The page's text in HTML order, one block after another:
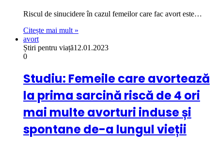
Riscul de sinucidere în cazul femeilor care fac avort este…
Citește mai mult »
avort
Știri pentru viață12.01.2023
0
Studiu: Femeile care avortează
la prima sarcină riscă de 4 ori
mai multe avorturi induse și
spontane de-a lungul vieții